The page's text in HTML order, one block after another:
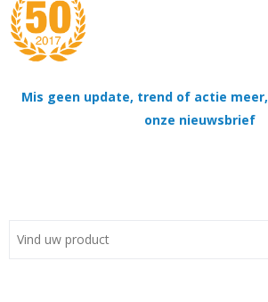
Mis geen update, trend of actie meer,
onze nieuwsbrief
Tassen
Thema's
Contact